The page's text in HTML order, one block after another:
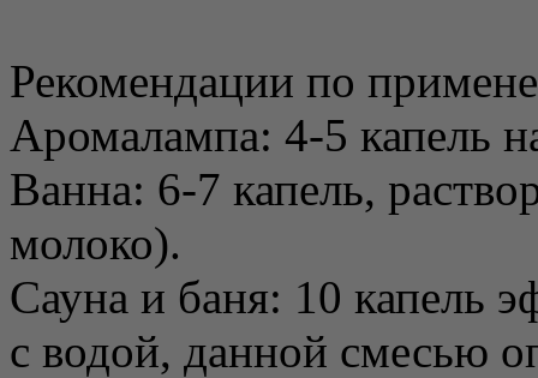
Рекомендации по
Аромалампа: 4-5 капель
Ванна: 6-7 капель,
молоко).
Сауна и баня: 10 капель
с водой, данной смесью